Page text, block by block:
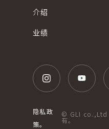
介绍
业绩
隐私政
策。
© GLI co.,Ltd
有。